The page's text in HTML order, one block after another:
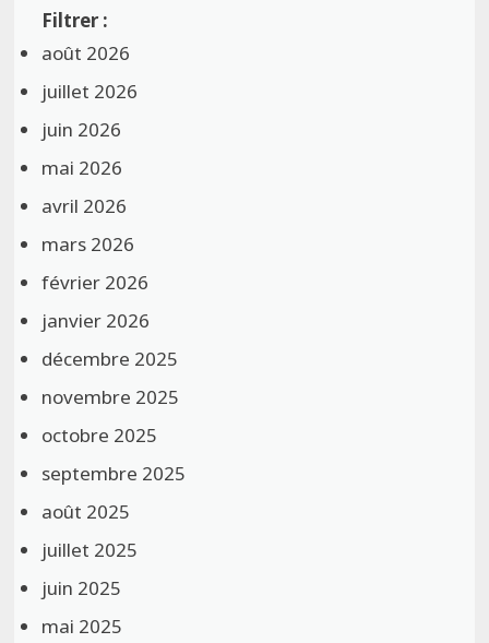
août 2026
juillet 2026
juin 2026
mai 2026
avril 2026
mars 2026
février 2026
janvier 2026
décembre 2025
novembre 2025
octobre 2025
septembre 2025
août 2025
juillet 2025
juin 2025
mai 2025